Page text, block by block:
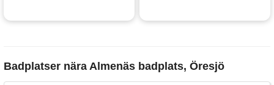
Badplatser nära Almenäs badplats, Öresjö